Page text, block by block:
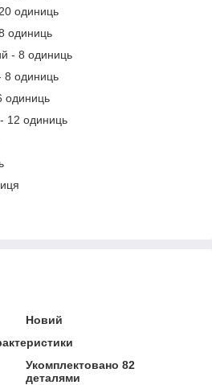
одиниць
одиниць
- 8 одиниць
8 одиниць
одиниць
- 12 одиниць
Новий
Укомплектовано 82
деталями